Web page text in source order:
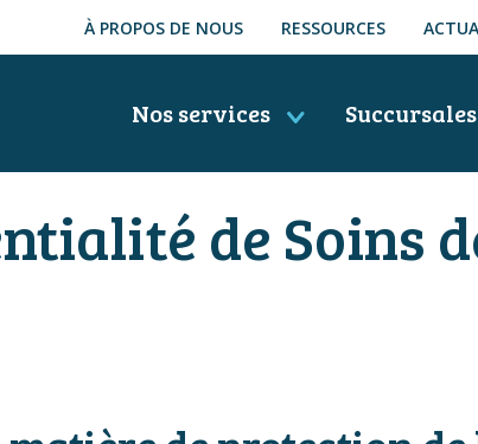
À PROPOS DE NOUS RESSOURCES
Nos services Succursales
de Soins